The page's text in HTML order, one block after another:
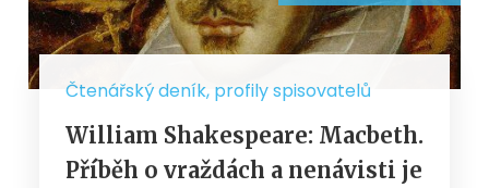
Čtenářský deník, profily spisovatelů
William Shakespeare: Macbeth.
Příběh o vraždách a nenávisti je